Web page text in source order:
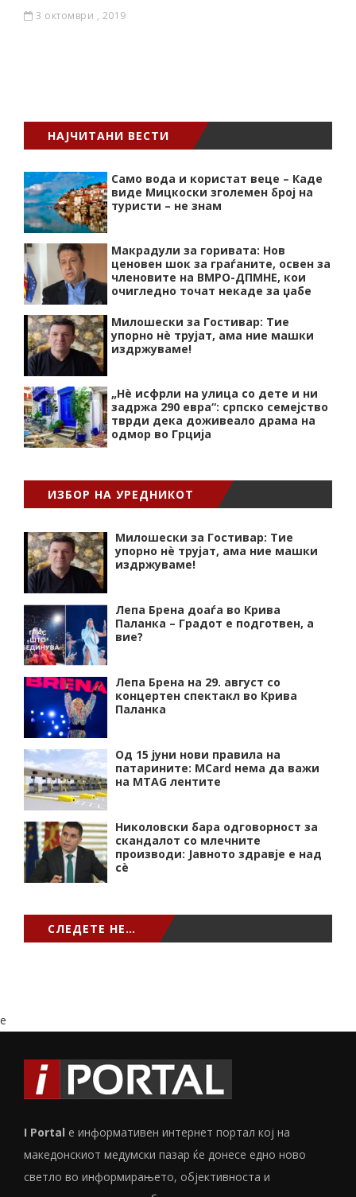
3 октомври , 2019
НАЈЧИТАНИ ВЕСТИ
Само вода и користат веце – Каде
виде Мицкоски зголемен број на
туристи – не знам
Макрадули за горивата: Нов
ценовен шок за граѓаните, освен за
членовите на ВМРО-ДПМНЕ, кои
очигледно точат некаде за џабе
Милошески за Гостивар: Тие
упорно нѐ трујат, ама ние машки
издржуваме!
„Нѐ исфрли на улица со дете и ни
задржа 290 евра“: српско семејство
тврди дека доживеало драма на
одмор во Грција
ИЗБОР НА УРЕДНИКОТ
Милошески за Гостивар: Тие
упорно нѐ трујат, ама ние машки
издржуваме!
Лепа Брена доаѓа во Крива
Паланка – Градот е подготвен, а
вие?
Лепа Брена на 29. август со
концертен спектакл во Крива
Паланка
Од 15 јуни нови правила на
патарините: MCard нема да важи
на MTAG лентите
Николовски бара одговорност за
скандалот со млечните
производи: Јавното здравје е над
сѐ
СЛЕДЕТЕ НЕ…
e
I Portal е информативен интернет портал кој на
македонскиот медумски пазар ќе донесе едно ново
светло во информирањето, објективноста и